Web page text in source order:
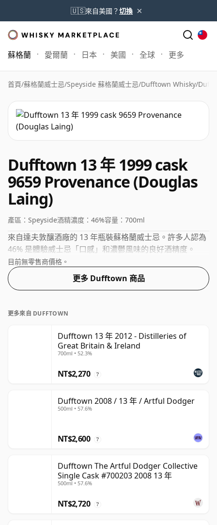
🇺🇸來自美國？切換 ×
蘇格蘭 愛爾蘭 日本 美國 全球 更多
首頁/蘇格蘭威士忌/Speyside 蘇格蘭威士忌/Dufftown Whisky/
Dufftown 13 年 1999 cask
9659 Provenance (Douglas
Laing)
產區： Speyside酒精濃度： 46%容量： 700ml
來自達夫敦釀酒廠的 13 年瓶裝蘇格蘭威士忌。許多人認為
46% 是體驗威士忌「口感」和濃鬱風味的良好酒精度。
目前無零售商價格。
更多 Dufftown 商品
更多來自 DUFFTOWN
Dufftown 13 年 2012 - Distilleries of
Great Britain & Ireland
700ml • 52.3%
NT$2,270 ?
Dufftown 2008 / 13 年 / Artful Dodger
500ml • 57.6%
NT$2,600 ?
Dufftown The Artful Dodger Collective
Single Cask #700203 2008 13 年
500ml • 57.6%
NT$2,720 ?